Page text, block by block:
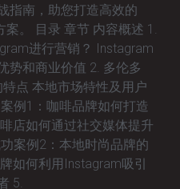
指南，助您打造高效的
案。 目录 章节 内容概述 1.
进行营销？ Instagram
势和商业价值 2. 多伦多
点 本地市场特性及用户
例1：咖啡品牌如何打造
店如何通过社交媒体提升
案例2：本地时尚品牌的
如何利用Instagram吸引
5.